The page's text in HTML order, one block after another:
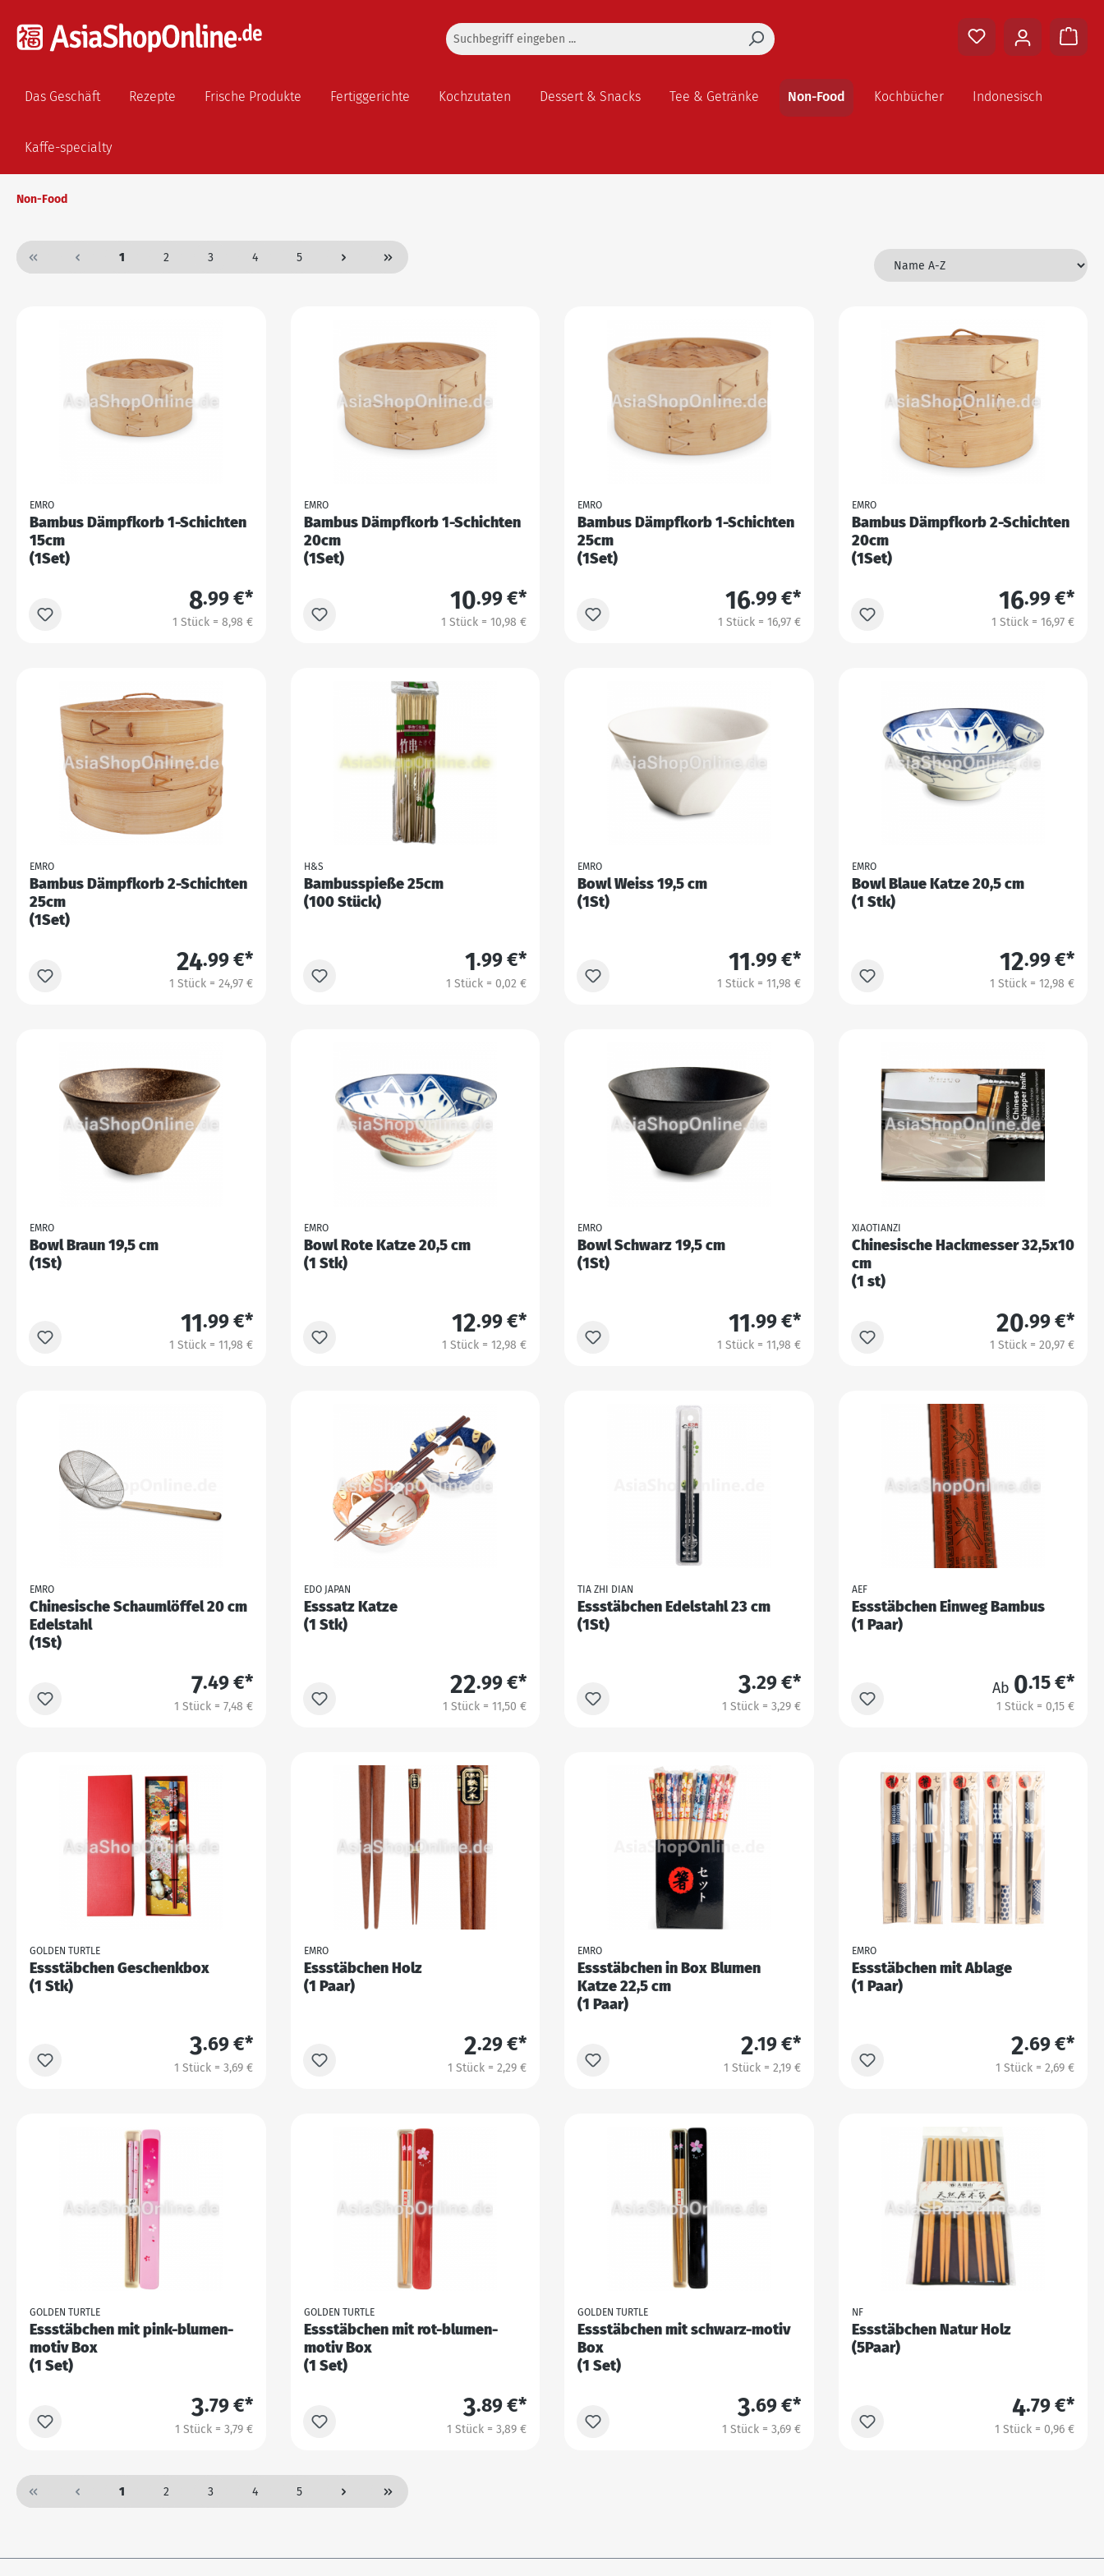
Das Geschäft Rezepte Frische Produkte Fertiggerichte Kochzutaten Dessert & Snacks Tee & Getränke Non-Food Kochbücher Indonesisch
Kaffe-specialty
Non-Food
1 2 3 4 5
EMRO
Bambus Dämpfkorb 1-Schichten
15cm
(1Set)
8.99 €*
1 Stück = 8,98 €
EMRO
Bambus Dämpfkorb 1-Schichten
20cm
(1Set)
10.99 €*
1 Stück = 10,98 €
EMRO
Bambus Dämpfkorb 1-Schichten
25cm
(1Set)
16.99 €*
1 Stück = 16,97 €
EMRO
Bambus Dämpfkorb 2-Schichten
20cm
(1Set)
16.99 €*
1 Stück = 16,97 €
EMRO
Bambus Dämpfkorb 2-Schichten
25cm
(1Set)
24.99 €*
1 Stück = 24,97 €
H&S
Bambusspieße 25cm
(100 Stück)
1.99 €*
1 Stück = 0,02 €
EMRO
Bowl Weiss 19,5 cm
(1St)
11.99 €*
1 Stück = 11,98 €
EMRO
Bowl Blaue Katze 20,5 cm
(1 Stk)
12.99 €*
1 Stück = 12,98 €
EMRO
Bowl Braun 19,5 cm
(1St)
11.99 €*
1 Stück = 11,98 €
EMRO
Bowl Rote Katze 20,5 cm
(1 Stk)
12.99 €*
1 Stück = 12,98 €
EMRO
Bowl Schwarz 19,5 cm
(1St)
11.99 €*
1 Stück = 11,98 €
XIAOTIANZI
Chinesische Hackmesser 32,5x10
cm
(1 st)
20.99 €*
1 Stück = 20,97 €
EMRO
Chinesische Schaumlöffel 20 cm
Edelstahl
(1St)
7.49 €*
1 Stück = 7,48 €
EDO JAPAN
Esssatz Katze
(1 Stk)
22.99 €*
1 Stück = 11,50 €
TIA ZHI DIAN
Essstäbchen Edelstahl 23 cm
(1St)
3.29 €*
1 Stück = 3,29 €
AEF
Essstäbchen Einweg Bambus
(1 Paar)
Ab 0.15 €*
1 Stück = 0,15 €
GOLDEN TURTLE
Essstäbchen Geschenkbox
(1 Stk)
3.69 €*
1 Stück = 3,69 €
EMRO
Essstäbchen Holz
(1 Paar)
2.29 €*
1 Stück = 2,29 €
EMRO
Essstäbchen in Box Blumen
Katze 22,5 cm
(1 Paar)
2.19 €*
1 Stück = 2,19 €
EMRO
Essstäbchen mit Ablage
(1 Paar)
2.69 €*
1 Stück = 2,69 €
GOLDEN TURTLE
Essstäbchen mit pink-blumen-
motiv Box
(1 Set)
3.79 €*
1 Stück = 3,79 €
GOLDEN TURTLE
Essstäbchen mit rot-blumen-
motiv Box
(1 Set)
3.89 €*
1 Stück = 3,89 €
GOLDEN TURTLE
Essstäbchen mit schwarz-motiv
Box
(1 Set)
3.69 €*
1 Stück = 3,69 €
NF
Essstäbchen Natur Holz
(5Paar)
4.79 €*
1 Stück = 0,96 €
1 2 3 4 5